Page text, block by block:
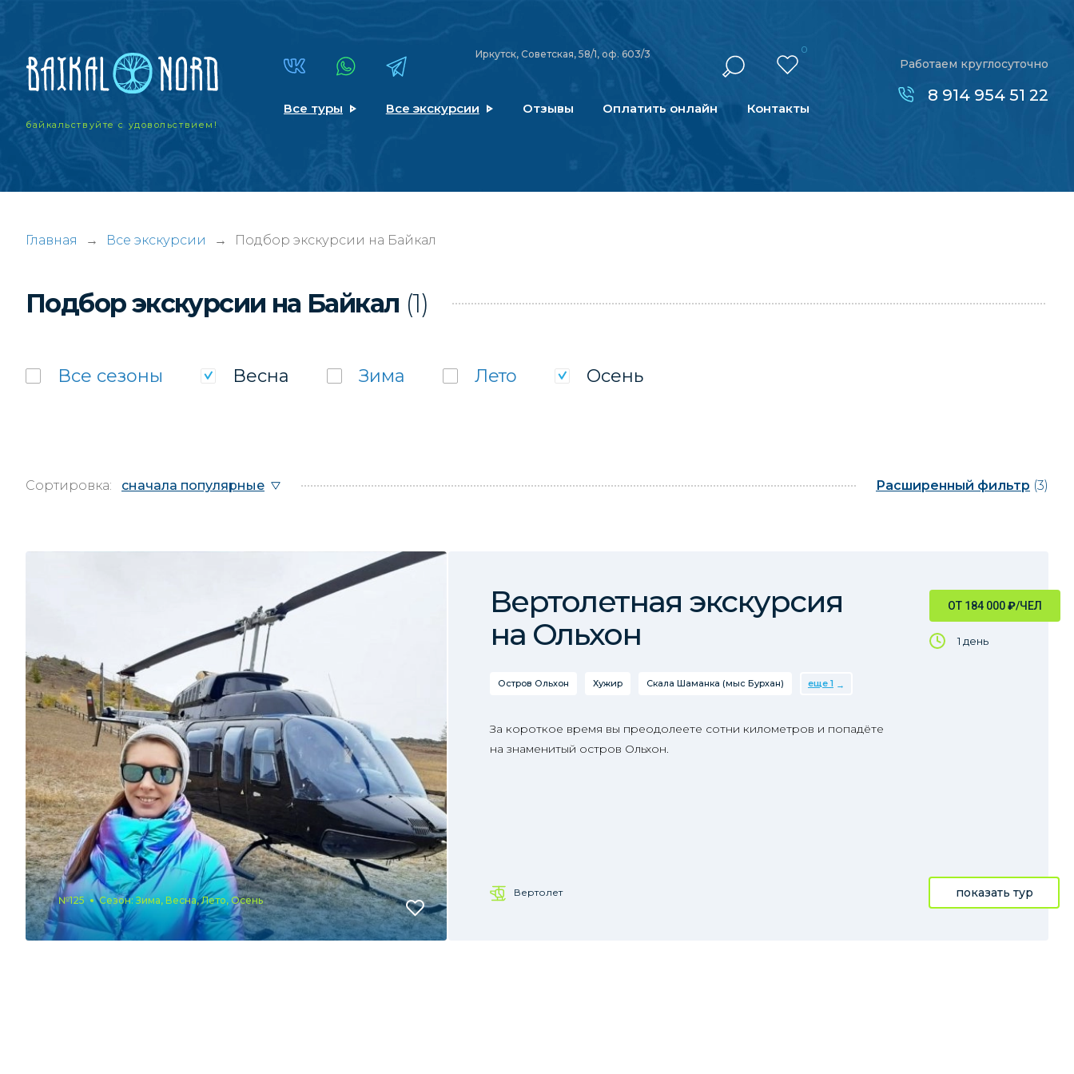
байкальствуйтес удовольствием!
Иркутск, Советская, 58/1, оф. 603/3 0
Все туры Все экскурсии Отзывы Оплатить онлайн Контакты
Работаем круглосуточно
8 914 954 51 22
Главная → Все экскурсии → Подбор экскурсии на Байкал
Подбор экскурсии на Байкал (1)
Все сезоны Весна Зима Лето Осень
Сортировка: сначала популярные Расширенный фильтр (3)
№125 Сезон: Зима, Весна, Лето, Осень
ОТ 184 000₽/ЧЕЛ
1 день
Вертолетная экскурсия
на Ольхон
Остров Ольхон Хужир Скала Шаманка (мыс Бурхан) еще 1
За короткое время вы преодолеете сотни километров и попадёте
на знаменитый остров Ольхон.
Вертолет показать тур